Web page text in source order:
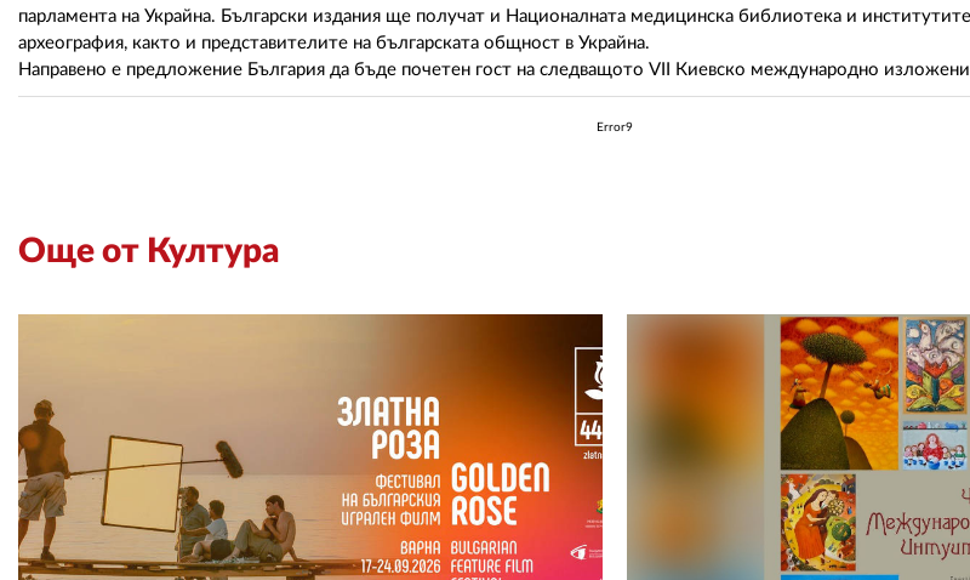
парламента на Украйна. Български издания ще получат и Националната медицинска библиотека и
археография, както и представителите на българската общност в Украйна.
Направено е предложение България да бъде почетен гост на следващото VII Киевско международно
Error9
Още от Култура